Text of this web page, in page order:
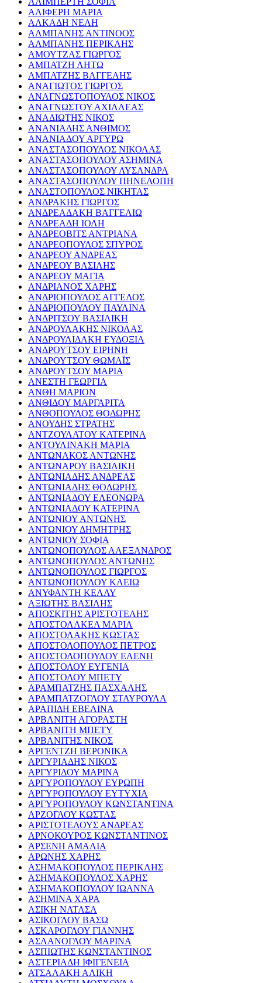
ΑΛΙΦΕΡΗ ΜΑΡΙΑ
ΑΛΚΑΔΗ ΝΕΛΗ
ΑΛΜΠΑΝΗΣ ΑΝΤΙΝΟΟΣ
ΑΛΜΠΑΝΗΣ ΠΕΡΙΚΛΗΣ
ΑΜΟΥΤΖΑΣ ΓΙΩΡΓΟΣ
ΑΜΠΑΤΖΗ ΛΗΤΩ
ΑΜΠΑΤΖΗΣ ΒΑΓΓΕΛΗΣ
ΑΝΑΓΙΩΤΟΣ ΓΙΩΡΓΟΣ
ΑΝΑΓΝΩΣΤΟΠΟΥΛΟΣ ΝΙΚΟΣ
ΑΝΑΓΝΩΣΤΟΥ ΑΧΙΛΛΕΑΣ
ΑΝΑΔΙΩΤΗΣ ΝΙΚΟΣ
ΑΝΑΝΙΑΔΗΣ ΑΝΘΙΜΟΣ
ΑΝΑΝΙΑΔΟΥ ΑΡΓΥΡΩ
ΑΝΑΣΤΑΣΟΠΟΥΛΟΣ ΝΙΚΟΛΑΣ
ΑΝΑΣΤΑΣΟΠΟΥΛΟΥ ΑΣΗΜΙΝΑ
ΑΝΑΣΤΑΣΟΠΟΥΛΟΥ ΛΥΣΑΝΔΡΑ
ΑΝΑΣΤΑΣΟΠΟΥΛΟΥ ΠΗΝΕΛΟΠΗ
ΑΝΑΣΤΟΠΟΥΛΟΣ ΝΙΚΗΤΑΣ
ΑΝΔΡΑΚΗΣ ΓΙΩΡΓΟΣ
ΑΝΔΡΕΑΔΑΚΗ ΒΑΓΓΕΛΙΩ
ΑΝΔΡΕΑΔΗ ΙΟΛΗ
ΑΝΔΡΕΟΒΙΤΣ ΑΝΤΡΙΑΝΑ
ΑΝΔΡΕΟΠΟΥΛΟΣ ΣΠΥΡΟΣ
ΑΝΔΡΕΟΥ ΑΝΔΡΕΑΣ
ΑΝΔΡΕΟΥ ΒΑΣΙΛΗΣ
ΑΝΔΡΕΟΥ ΜΑΓΙΑ
ΑΝΔΡΙΑΝΟΣ ΧΑΡΗΣ
ΑΝΔΡΙΟΠΟΥΛΟΣ ΑΓΓΕΛΟΣ
ΑΝΔΡΙΟΠΟΥΛΟΥ ΠΑΥΛΙΝΑ
ΑΝΔΡΙΤΣΟΥ ΒΑΣΙΛΙΚΗ
ΑΝΔΡΟΥΛΑΚΗΣ ΝΙΚΟΛΑΣ
ΑΝΔΡΟΥΛΙΔΑΚΗ ΕΥΔΟΞΙΑ
ΑΝΔΡΟΥΤΣΟΥ ΕΙΡΗΝΗ
ΑΝΔΡΟΥΤΣΟΥ ΘΩΜΑΪΣ
ΑΝΔΡΟΥΤΣΟΥ ΜΑΡΙΑ
ΑΝΕΣΤΗ ΓΕΩΡΓΙΑ
ΑΝΘΗ ΜΑΡΙΟΝ
ΑΝΘΙΔΟΥ ΜΑΡΓΑΡΙΤΑ
ΑΝΘΟΠΟΥΛΟΣ ΘΟΔΩΡΗΣ
ΑΝΟΥΔΗΣ ΣΤΡΑΤΗΣ
ΑΝΤΖΟΥΛΑΤΟΥ ΚΑΤΕΡΙΝΑ
ΑΝΤΟΥΛΙΝΑΚΗ ΜΑΡΙΑ
ΑΝΤΩΝΑΚΟΣ ΑΝΤΩΝΗΣ
ΑΝΤΩΝΑΡΟΥ ΒΑΣΙΛΙΚΗ
ΑΝΤΩΝΙΑΔΗΣ ΑΝΔΡΕΑΣ
ΑΝΤΩΝΙΑΔΗΣ ΘΟΔΩΡΗΣ
ΑΝΤΩΝΙΑΔΟΥ ΕΛΕΟΝΩΡΑ
ΑΝΤΩΝΙΑΔΟΥ ΚΑΤΕΡΙΝΑ
ΑΝΤΩΝΙΟΥ ΑΝΤΩΝΗΣ
ΑΝΤΩΝΙΟΥ ΔΗΜΗΤΡΗΣ
ΑΝΤΩΝΙΟΥ ΣΟΦΙΑ
ΑΝΤΩΝΟΠΟΥΛΟΣ ΑΛΕΞΑΝΔΡΟΣ
ΑΝΤΩΝΟΠΟΥΛΟΣ ΑΝΤΩΝΗΣ
ΑΝΤΩΝΟΠΟΥΛΟΣ ΓΙΩΡΓΟΣ
ΑΝΤΩΝΟΠΟΥΛΟΥ ΚΛΕΙΩ
ΑΝΥΦΑΝΤΗ ΚΕΛΛΥ
ΑΞΙΩΤΗΣ ΒΑΣΙΛΗΣ
ΑΠΟΣΚΙΤΗΣ ΑΡΙΣΤΟΤΕΛΗΣ
ΑΠΟΣΤΟΛΑΚΕΑ ΜΑΡΙΑ
ΑΠΟΣΤΟΛΑΚΗΣ ΚΩΣΤΑΣ
ΑΠΟΣΤΟΛΟΠΟΥΛΟΣ ΠΕΤΡΟΣ
ΑΠΟΣΤΟΛΟΠΟΥΛΟΥ ΕΛΕΝΗ
ΑΠΟΣΤΟΛΟΥ ΕΥΓΕΝΙΑ
ΑΠΟΣΤΟΛΟΥ ΜΠΕΤΥ
ΑΡΑΜΠΑΤΖΗΣ ΠΑΣΧΑΛΗΣ
ΑΡΑΜΠΑΤΖΟΓΛΟΥ ΣΤΑΥΡΟΥΛΑ
ΑΡΑΠΙΔΗ ΕΒΕΛΙΝΑ
ΑΡΒΑΝΙΤΗ ΑΓΟΡΑΣΤΗ
ΑΡΒΑΝΙΤΗ ΜΠΕΤΥ
ΑΡΒΑΝΙΤΗΣ ΝΙΚΟΣ
ΑΡΓΕΝΤΖΗ ΒΕΡΟΝΙΚΑ
ΑΡΓΥΡΙΑΔΗΣ ΝΙΚΟΣ
ΑΡΓΥΡΙΔΟΥ ΜΑΡΙΝΑ
ΑΡΓΥΡΟΠΟΥΛΟΥ ΕΥΡΩΠΗ
ΑΡΓΥΡΟΠΟΥΛΟΥ ΕΥΤΥΧΙΑ
ΑΡΓΥΡΟΠΟΥΛΟΥ ΚΩΝΣΤΑΝΤΙΝΑ
ΑΡΖΟΓΛΟΥ ΚΩΣΤΑΣ
ΑΡΙΣΤΟΤΕΛΟΥΣ ΑΝΔΡΕΑΣ
ΑΡΝΟΚΟΥΡΟΣ ΚΩΝΣΤΑΝΤΙΝΟΣ
ΑΡΣΕΝΗ ΑΜΑΛΙΑ
ΑΡΩΝΗΣ ΧΑΡΗΣ
ΑΣΗΜΑΚΟΠΟΥΛΟΣ ΠΕΡΙΚΛΗΣ
ΑΣΗΜΑΚΟΠΟΥΛΟΣ ΧΑΡΗΣ
ΑΣΗΜΑΚΟΠΟΥΛΟΥ ΙΩΑΝΝΑ
ΑΣΗΜΙΝΑ ΧΑΡΑ
ΑΣΙΚΗ ΝΑΤΑΣΑ
ΑΣΙΚΟΓΛΟΥ ΒΑΣΩ
ΑΣΚΑΡΟΓΛΟΥ ΓΙΑΝΝΗΣ
ΑΣΛΑΝΟΓΛΟΥ ΜΑΡΙΝΑ
ΑΣΠΙΩΤΗΣ ΚΩΝΣΤΑΝΤΙΝΟΣ
ΑΣΤΕΡΙΑΔΗ ΙΦΙΓΕΝΕΙΑ
ΑΤΣΑΛΑΚΗ ΑΛΙΚΗ